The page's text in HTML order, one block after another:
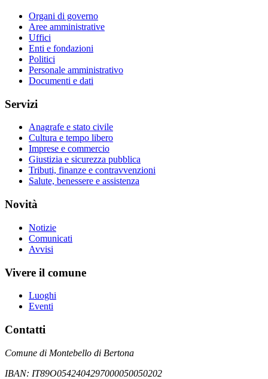
Organi di governo
Aree amministrative
Uffici
Enti e fondazioni
Politici
Personale amministrativo
Documenti e dati
Servizi
Anagrafe e stato civile
Cultura e tempo libero
Imprese e commercio
Giustizia e sicurezza pubblica
Tributi, finanze e contravvenzioni
Salute, benessere e assistenza
Novità
Notizie
Comunicati
Avvisi
Vivere il comune
Luoghi
Eventi
Contatti
Comune di Montebello di Bertona
IBAN: IT89O0542404297000050050202